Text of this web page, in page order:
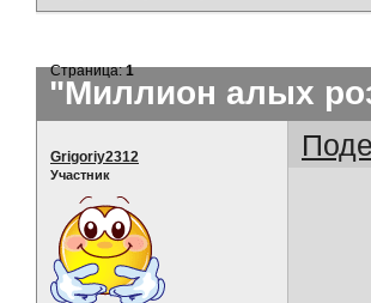
"Миллион алых
Страница:1
Grigoriy2312
Участник